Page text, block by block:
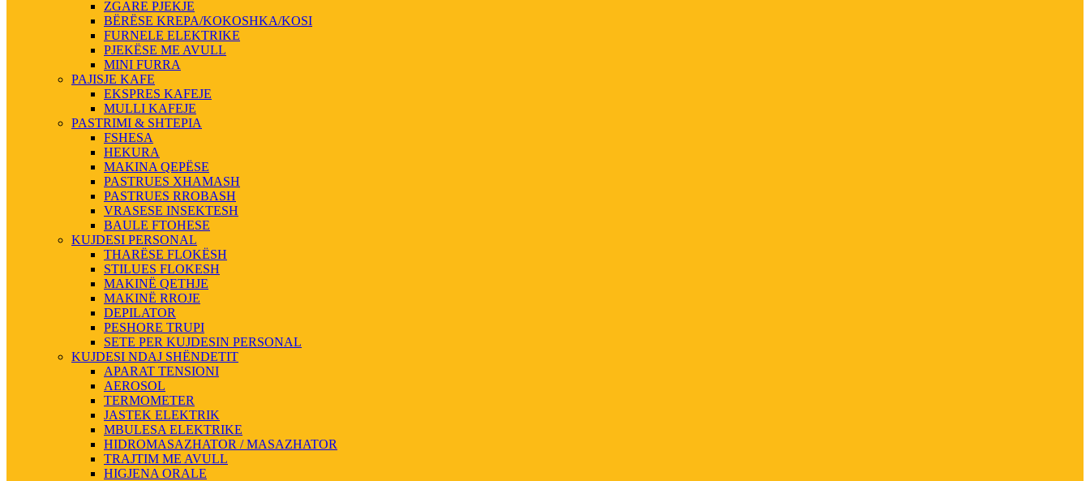
ZGARE PJEKJE
BËRËSE KREPA/KOKOSHKA/KOSI
FURNELE ELEKTRIKE
PJEKËSE ME AVULL
MINI FURRA
PAJISJE KAFE
EKSPRES KAFEJE
MULLI KAFEJE
PASTRIMI & SHTEPIA
FSHESA
HEKURA
MAKINA QEPËSE
PASTRUES XHAMASH
PASTRUES RROBASH
VRASESE INSEKTESH
BAULE FTOHESE
KUJDESI PERSONAL
THARËSE FLOKËSH
STILUES FLOKESH
MAKINË QETHJE
MAKINË RROJE
DEPILATOR
PESHORE TRUPI
SETE PER KUJDESIN PERSONAL
KUJDESI NDAJ SHËNDETIT
APARAT TENSIONI
AEROSOL
TERMOMETER
JASTEK ELEKTRIK
MBULESA ELEKTRIKE
HIDROMASAZHATOR / MASAZHATOR
TRAJTIM ME AVULL
HIGJENA ORALE